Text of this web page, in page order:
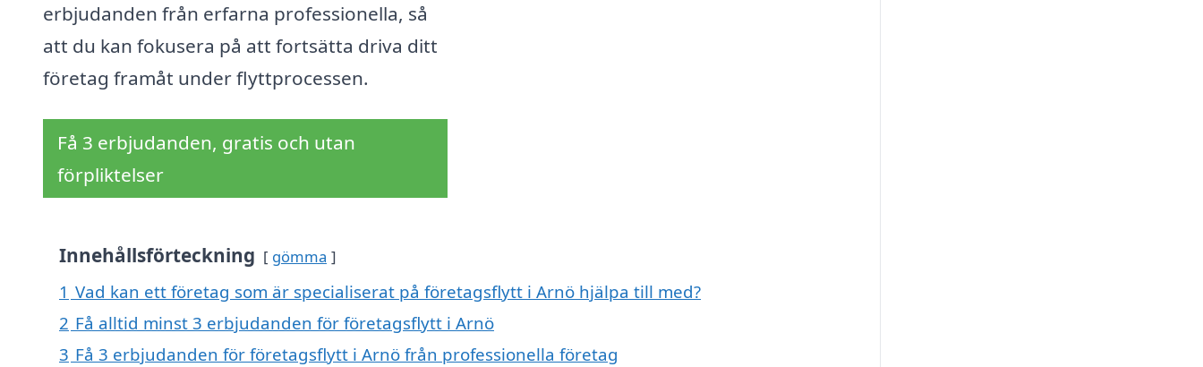
erbjudanden från erfarna professionella, så
att du kan fokusera på att fortsätta driva ditt
företag framåt under flyttprocessen.
Få 3 erbjudanden, gratis och utan
förpliktelser
Innehållsförteckning gömma
1 Vad kan ett företag som är specialiserat på företagsflytt i Arnö hjälpa till med?
2 Få alltid minst 3 erbjudanden för företagsflytt i Arnö
3 Få 3 erbjudanden för företagsflytt i Arnö från professionella företag